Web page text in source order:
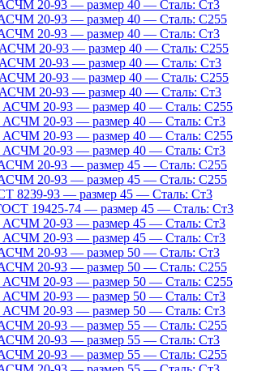
20-93 — размер 40 — Сталь: Ст3
20-93 — размер 40 — Сталь: С255
20-93 — размер 40 — Сталь: Ст3
20-93 — размер 40 — Сталь: С255
20-93 — размер 40 — Сталь: Ст3
20-93 — размер 40 — Сталь: С255
20-93 — размер 40 — Сталь: Ст3
АСЧМ 20-93 — размер 40 — Сталь: С255
АСЧМ 20-93 — размер 40 — Сталь: Ст3
АСЧМ 20-93 — размер 40 — Сталь: С255
АСЧМ 20-93 — размер 40 — Сталь: Ст3
20-93 — размер 45 — Сталь: С255
20-93 — размер 45 — Сталь: С255
8239-93 — размер 45 — Сталь: Ст3
19425-74 — размер 45 — Сталь: Ст3
АСЧМ 20-93 — размер 45 — Сталь: Ст3
АСЧМ 20-93 — размер 45 — Сталь: Ст3
20-93 — размер 50 — Сталь: Ст3
20-93 — размер 50 — Сталь: С255
АСЧМ 20-93 — размер 50 — Сталь: С255
АСЧМ 20-93 — размер 50 — Сталь: Ст3
АСЧМ 20-93 — размер 50 — Сталь: Ст3
20-93 — размер 55 — Сталь: С255
20-93 — размер 55 — Сталь: Ст3
20-93 — размер 55 — Сталь: С255